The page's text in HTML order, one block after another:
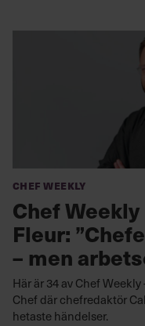
Chef Weekly
Chef
Fleur:
– men
Här är 34 av Chef
Chef där chefredaktör
hetaste händelser.